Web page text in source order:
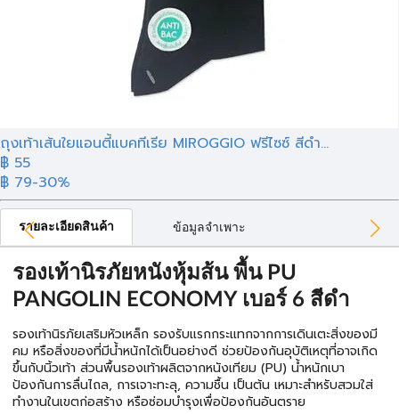
ถุงเท้าเส้นใยแอนตี้แบคทีเรีย MIROGGIO ฟรีไซซ์ สีดำ...
฿ 55
฿ 79-30%
รายละเอียดสินค้า ข้อมูลจำเพาะ
รองเท้านิรภัยหนังหุ้มส้น พื้น PU
PANGOLIN ECONOMY เบอร์ 6 สีดำ
รองเท้านิรภัยเสริมหัวเหล็ก รองรับแรกกระแทกจากการเดินเตะสิ่งของมี
คม หรือสิ่งของที่มีน้ำหนักได้เป็นอย่างดี ช่วยป้องกันอุบัติเหตุที่อาจเกิด
ขึ้นกับนิ้วเท้า ส่วนพื้นรองเท้าผลิตจากหนังเทียม (PU) น้ำหนักเบา
ป้องกันการลื่นไถล, การเจาะทะลุ, ความชื้น เป็นต้น เหมาะสำหรับสวมใส่
ทำงานในเขตก่อสร้าง หรือซ่อมบำรุงเพื่อป้องกันอันตราย